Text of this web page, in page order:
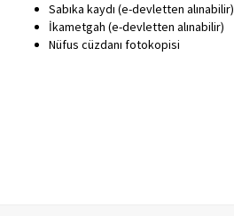
Sabıka kaydı (e-devletten alınabilir)
İkametgah (e-devletten alınabilir)
Nüfus cüzdanı fotokopisi